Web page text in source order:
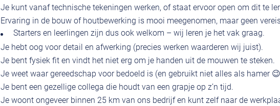
Je kunt vanaf technische tekeningen werken, of staat ervoor open om dit te
Ervaring in de bouw of houtbewerking is mooi meegenomen, maar geen
Starters en leerlingen zijn dus ook welkom – wij leren je het vak graag.
Je hebt oog voor detail en afwerking (precies werken waarderen wij juist).
Je bent fysiek fit en vindt het niet erg om je handen uit de mouwen te steken.
Je weet waar gereedschap voor bedoeld is (en gebruikt niet alles als hamer
Je bent een gezellige collega die houdt van een grapje op z’n tijd.
Je woont ongeveer binnen 25 km van ons bedrijf en kunt zelf naar de